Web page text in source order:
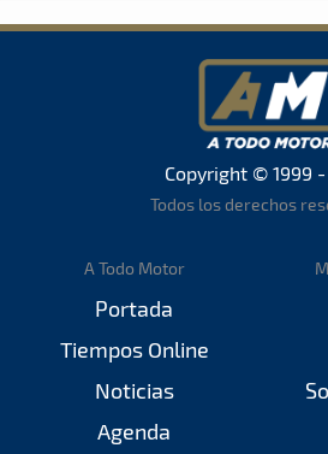
Copyright © 1999
Todos los derechos
A Todo Motor
Portada
Tiempos Online
Noticias
Agenda